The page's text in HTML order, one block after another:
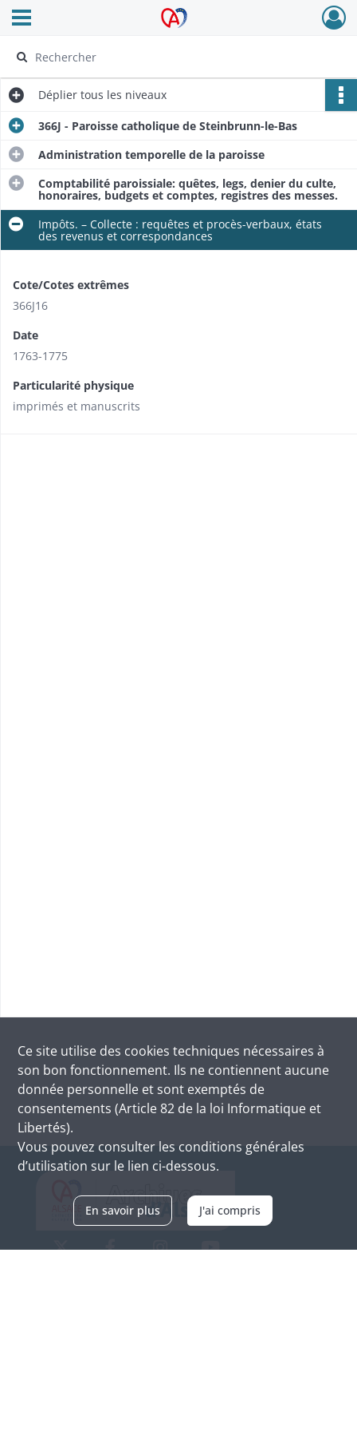
Archives Alsace - Colmar
Ouvrir le menu déroulant
Déplier tous les niveaux
366J - Paroisse catholique de Steinbrunn-le-Bas
Administration temporelle de la paroisse
Comptabilité paroissiale: quêtes, legs, denier du culte,
honoraires, budgets et comptes, registres des messes.
Impôts. – Collecte : requêtes et procès-verbaux, états
des revenus et correspondances
Cote/Cotes extrêmes
366J16
Date
1763-1775
Particularité physique
imprimés et manuscrits
Ce site utilise des cookies techniques nécessaires à
son bon fonctionnement. Ils ne contiennent aucune
donnée personnelle et sont exemptés de
consentements (Article 82 de la loi Informatique et
Libertés).
Vous pouvez consulter les conditions générales
d’utilisation sur le lien ci-dessous.
En savoir plus J'ai compris